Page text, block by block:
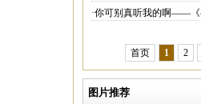
·你可别真听我的啊——《
首页 1 2
图片推荐